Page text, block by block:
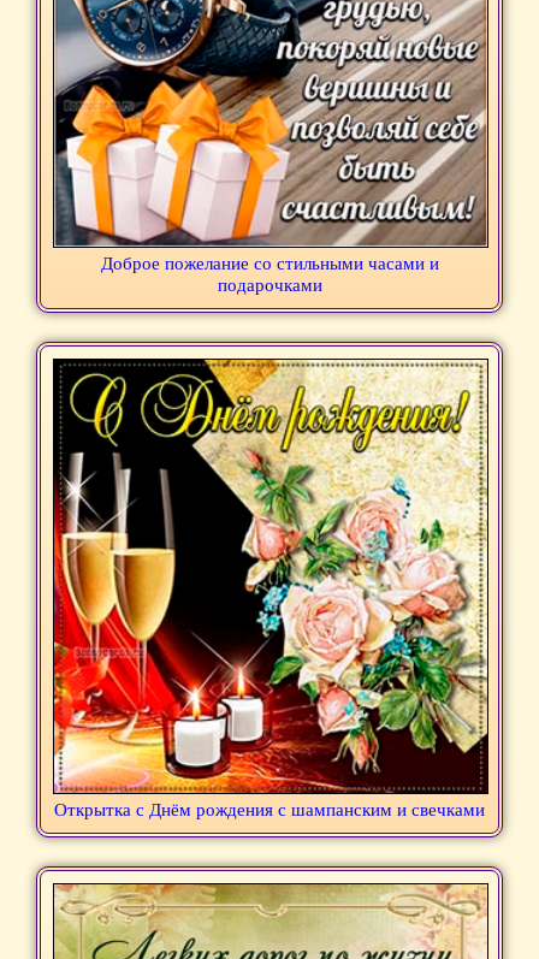
Доброе пожелание со стильными часами и
подарочками
Открытка с Днём рождения с шампанским и свечками